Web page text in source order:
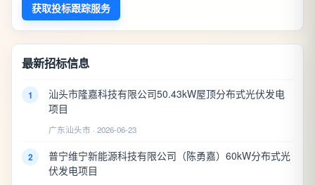
获取投标跟踪服务
最新招标信息
1
汕头市隆嘉科技有限公司50.43kW屋顶分布式光伏发电
项目
广东汕头市 · 2026-06-23
2
普宁维宁新能源科技有限公司（陈勇嘉）60kW分布式光
伏发电项目